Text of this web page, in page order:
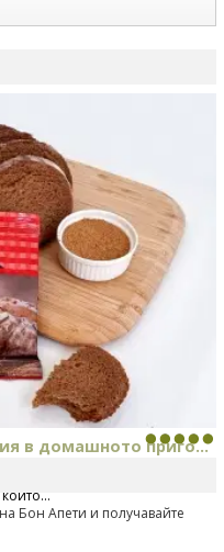
в домашното приго...
на изцяло нов
Бон Апети и получавайте